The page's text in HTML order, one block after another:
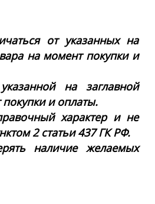
от указанных на
на момент покупки и
на заглавной
и оплаты.
характер и не
2 статьи 437 ГК РФ.
наличие желаемых